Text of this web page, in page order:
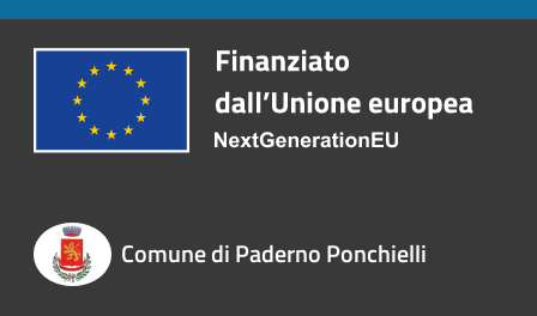
Comune di Paderno Ponchielli